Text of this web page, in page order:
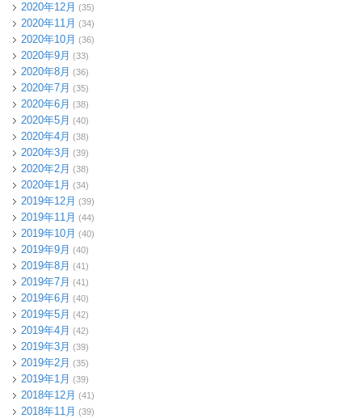
2020年12月 (35)
2020年11月 (34)
2020年10月 (36)
2020年9月 (33)
2020年8月 (36)
2020年7月 (35)
2020年6月 (38)
2020年5月 (40)
2020年4月 (38)
2020年3月 (39)
2020年2月 (38)
2020年1月 (34)
2019年12月 (39)
2019年11月 (44)
2019年10月 (40)
2019年9月 (40)
2019年8月 (41)
2019年7月 (41)
2019年6月 (40)
2019年5月 (42)
2019年4月 (42)
2019年3月 (39)
2019年2月 (35)
2019年1月 (39)
2018年12月 (41)
2018年11月 (39)